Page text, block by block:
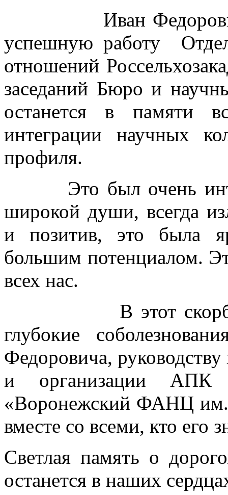
Иван Федорович
успешную работу
отношений
заседаний Бюро и
останется в памяти
интеграции научных
профиля.
Это был очень
широкой души, всегда
и позитив, это была
большим потенциалом.
всех нас.
В этот скорбный
глубокие
Федоровича,
и организации
«Воронежский ФАНЦ
вместе со всеми, кто его
Светлая память о
останется в наших